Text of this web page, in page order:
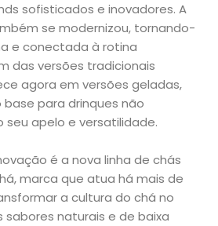
sofisticados e inovadores. A
se modernizou, tornando-
e conectada à rotina
das versões tradicionais
agora em versões geladas,
para drinques não
seu apelo e versatilidade.
é a nova linha de chás
marca que atua há mais de
a cultura do chá no
sabores naturais e de baixa